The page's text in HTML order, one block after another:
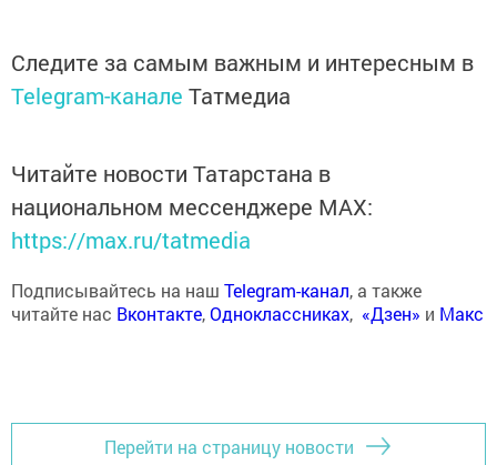
Следите за самым важным и интересным в
Telegram-канале Татмедиа
Читайте новости Татарстана в
национальном мессенджере MАХ:
https://max.ru/tatmedia
Подписывайтесь на наш Telegram-канал, а также
читайте нас Вконтакте,Одноклассниках, «Дзен» и Макс
Перейти на страницу новости